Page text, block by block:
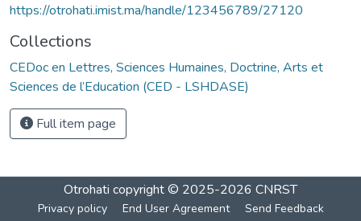
https://otrohati.imist.ma/handle/123456789/27120
Collections
CEDoc en Lettres, Sciences Humaines, Doctrine, Arts et
Sciences de l’Education (CED - LSHDASE)
Full item page
Otrohati copyright © 2025-2026 CNRST
Privacy policy End User Agreement Send Feedback